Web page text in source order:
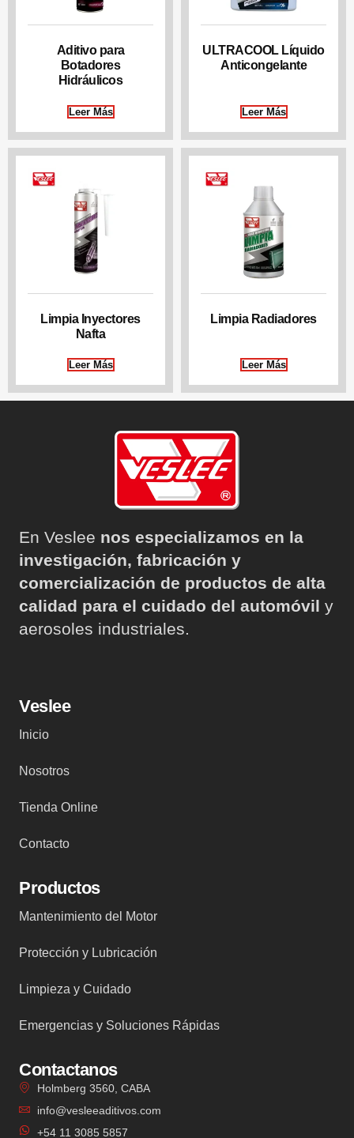
Aditivo para
Botadores
Hidráulicos
Leer Más
ULTRACOOL Líquido
Anticongelante
Leer Más
Limpia Inyectores
Nafta
Leer Más
Limpia Radiadores
Leer Más
En Veslee nos especializamos en la
investigación, fabricación y
comercialización de productos de alta
calidad para el cuidado del automóvil y
aerosoles industriales.
Veslee
Inicio
Nosotros
Tienda Online
Contacto
Productos
Mantenimiento del Motor
Protección y Lubricación
Limpieza y Cuidado
Emergencias y Soluciones Rápidas
Contactanos
Holmberg 3560, CABA
info@vesleeaditivos.com
+54 11 3085 5857